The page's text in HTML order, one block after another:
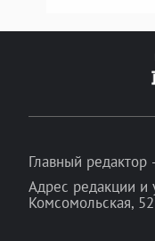
Главный
Адрес редакции и
Комсомольская, 52